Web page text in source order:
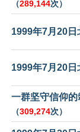
（289,144次）
1999年7月20日
1999年7月20日
一群坚守信仰
（309,274次）